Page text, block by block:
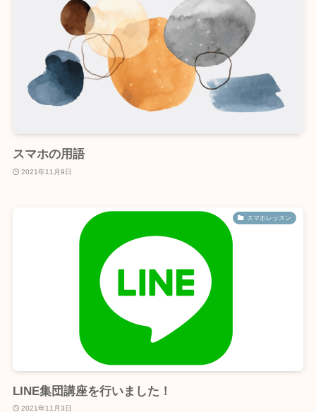
スマホの用語
2021年11月9日
スマホレッスン
LINE集団講座を行いました！
2021年11月3日